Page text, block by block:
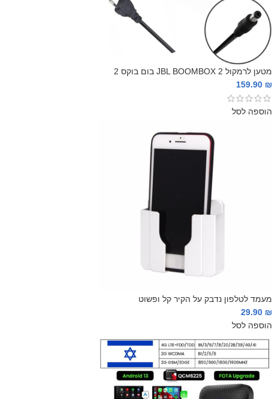
מטען לרמקול JBL BOOMBOX 2 בום בוקס 2
₪
הוספה לסל
מעמד לטלפון נדבק על הקיר קל ופשוט
₪
הוספה לסל